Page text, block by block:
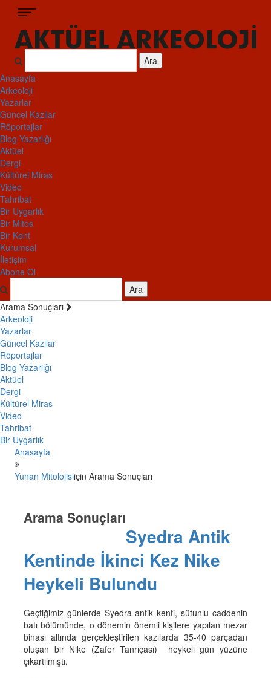
Ara
Anasayfa
Arkeoloji
Yazarlar
Güncel Kazılar
Röportajlar
Blog Yazarlığı
Aktüel
Dergi
Kültürel Miras
Video
Tahribat
Bir Uygarlık
Bir Mitos
Bir Kent
Kurumsal
İletişim
Abone Ol
Ara
Arama Sonuçları
Arkeoloji
Yazarlar
Güncel Kazılar
Röportajlar
Blog Yazarlığı
Aktüel
Dergi
Kültürel Miras
Video
Tahribat
Bir Uygarlık
Anasayfa
Yunan Mitolojisiiçin Arama Sonuçları
Arama Sonuçları
Syedra Antik
Kentinde İkinci Kez Nike
Heykeli Bulundu
Geçtiğimiz günlerde Syedra antik kenti, sütunlu caddenin
batı bölümünde, o dönemin önemli kişilere yapılan mezar
binası altında gerçekleştirilen kazılarda 35-40 parçadan
oluşan bir Nike (Zafer Tanrıçası) heykeli gün yüzüne
çıkartılmıştı.